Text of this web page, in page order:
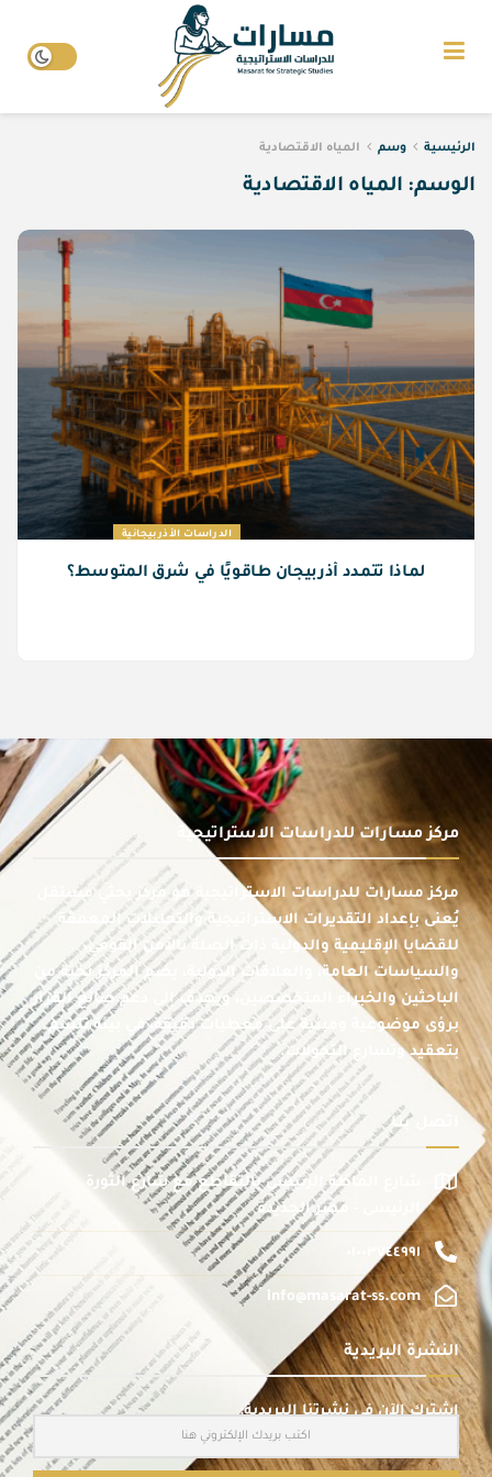
الرئيسية وسم المياه الاقتصادية
الوسم: المياه الاقتصادية
الدراسات الأذربيجانية
لماذا تتمدد أذربيجان طاقويًا في شرق المتوسط؟
مركز مسارات للدراسات الاستراتيجية
مركز مسارات للدراسات الاستراتيجية هو مركز بحثي مستقل
يُعنى بإعداد التقديرات الاستراتيجية والتحليلات المعمقة
للقضايا الإقليمية والدولية ذات الصلة بالأمن القومي،
والسياسات العامة، والعلاقات الدولية، يضم المركز نخبة من
الباحثين والخبراء المتخصصين، ويهدف إلى دعم صانع القرار
برؤى موضوعية ومبنية على معطيات دقيقة، في بيئة تتسم
بتعقيد وتسارع التحولات.
اتصل بنا
شارع الماظة الرئيسى بالتقاطع مع شارع الثورة
الرئيسى - مصر الجديدة
٠١٠٠٣٧٤٤٩٩١
info@masarat-ss.com
النشرة البريدية
اشترك الآن في نشرتنا البريدية: